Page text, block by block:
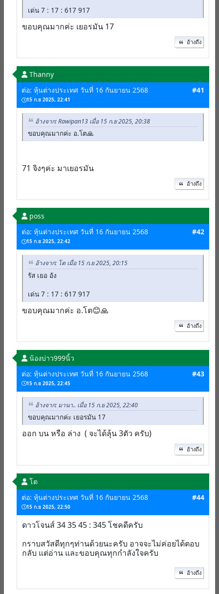
เด่น 7 : 17 : 617 917
ขอบคุณมากค่ะ เยอรมัน 17
อ้างถึง
Thanny
ต่อ: หุ้นต่างประเทศ วันที่ 16 กันยายน 2568
15 ก.ย 2025, 22:41
#41
อ้างจาก: Rawipan13 เมื่อ 15 ก.ย 2025, 20:38
ขอบคุณมากค่ะ อ.โต🙏
71 จิงๆค่ะ มาเยอรมัน
อ้างถึง
poss
ต่อ: หุ้นต่างประเทศ วันที่ 16 กันยายน 2568
15 ก.ย 2025, 22:42
#42
อ้างจาก: โต เมื่อ 15 ก.ย 2025, 20:15
รัส เยอ อัง
เด่น 7 : 17 : 617 917
ขอบคุณมากค่ะ อ.โต😊🙏
อ้างถึง
น้องบ่าว999นิ้ว
ต่อ: หุ้นต่างประเทศ วันที่ 16 กันยายน 2568
15 ก.ย 2025, 22:45
#43
อ้างจาก: มานา.. เมื่อ 15 ก.ย 2025, 22:40
ขอบคุณมากค่ะ เยอรมัน 17
ออก บน หรือ ล่าง ( จะได้ลุ้น 3ตัว ครับ)
อ้างถึง
โต
ต่อ: หุ้นต่างประเทศ วันที่ 16 กันยายน 2568
15 ก.ย 2025, 22:50
#44
ดาวโจนส์ 34 35 45 : 345 โชคดีครับ
กราบสวัสดีทุกๆท่านด้วยนะครับ อาจจะไม่ค่อยได้ตอบ
กลับ แต่อ่าน และขอบคุณทุกกำลังใจครับ
อ้างถึง